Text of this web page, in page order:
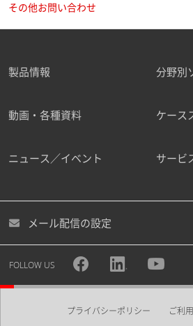
代謝物の一斉分析
]
ステムによるヒト血漿中一次代謝物
LC-QTOFMSとLC-TQMSを組み合わ
フロー[ PDF / 284.76KB ]
メタボロミクスによる超好熱菌の炭
素代謝解析[ PDF / 525KB ]
代謝物 Ver. 3によるラット脳中の一
その他お問い合わせ
製品情報 分野別
動画・各種資料 ケース
ニュース／イベント サービ
メール配信の設定
FOLLOW US
プライバシーポリシー ご利